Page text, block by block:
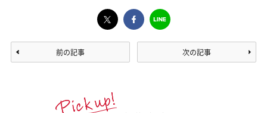
前の記事 次の記事